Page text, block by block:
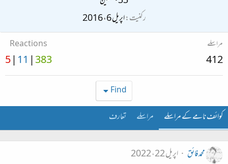
رکنیت اپریل 6، 2016
مراسلے
412
Reactions
383
11
5
Find
کوائف نامے کے مراسلے مراسلے تعارف
محمد فائق
اپریل 22، 2022